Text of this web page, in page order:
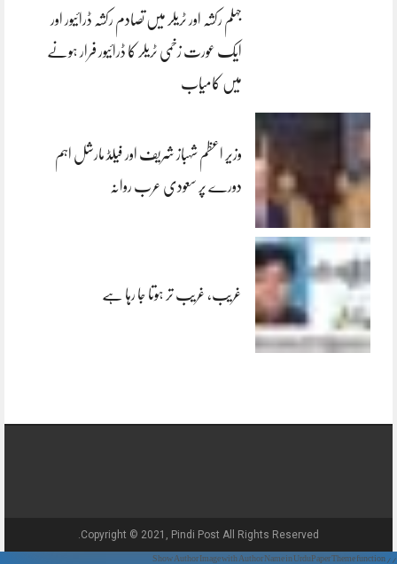
جہلم رکشہ اور ٹریلر میں تصادم رکشہ ڈرائیور اور
ایک عورت زخمی ٹریلر کا ڈرائیور فرار ہونے
میں کامیاب
وزیر اعظم شہباز شریف اور فیلڈ مارشل اہم
دورے پر سعودی عرب روانہ
غریب، غریب تر ہوتا جا رہا ہے
Copyright © 2021, Pindi Post All Rights Reserved.
// Show Author Image with Author Name in UrduPaper Theme function